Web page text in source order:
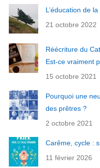
L’éducation de
21 octobre 2022
Réécriture du
Est-ce vraiment
15 octobre 2021
Pourquoi une
des prêtres ?
2 octobre 2021
Carême, cycle :
11 février 2026